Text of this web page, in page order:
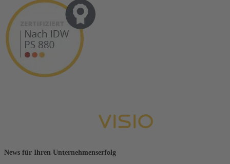
News für Ihren Unternehmenserfolg